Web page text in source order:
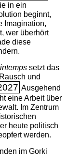
in ein
beginnt,
Imagination,
wer überhört
diese
setzt das
und
Ausgehend
eine Arbeit über
Im Zentrum
heute politisch
werden.
im Gorki